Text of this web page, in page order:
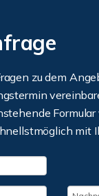
zu dem
Formular
mit